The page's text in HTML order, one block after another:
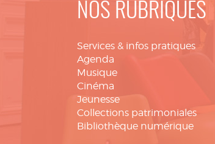
NOS RUBRIQUES
Services & infos pratiques
Agenda
Musique
Cinéma
Jeunesse
Collections patrimoniales
Bibliothèque numérique